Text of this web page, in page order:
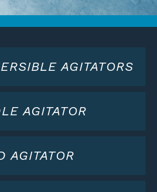
AGITATORS
AGITATOR
AGITATOR